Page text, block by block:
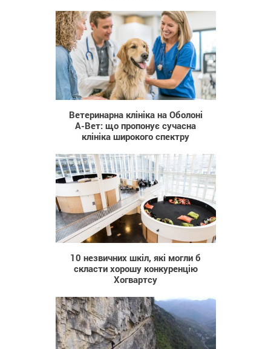
22
Ветеринарна клініка на Оболоні
А-Вет: що пропонує сучасна
клініка широкого спектру
2 335
10 незвичних шкіл, які могли б
скласти хорошу конкуренцію
Хогвартсу